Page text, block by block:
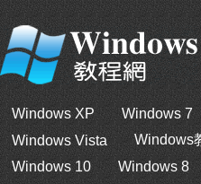
Windows XP Windows 7
Windows Vista
Windows
Windows 10
Windows 8